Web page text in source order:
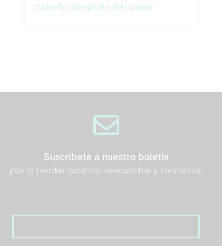
cabello después del parto
Suscríbete a nuestro boletín
¡No te pierdas nuestros descuentos y concursos!